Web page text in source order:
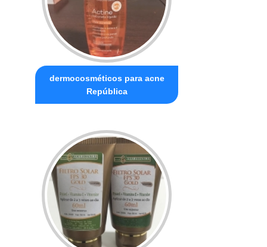
dermocosméticos para acne
República